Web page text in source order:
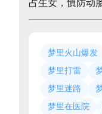
占生女，慎防动
梦里火山爆发
梦里打雷
梦里迷路
梦里在医院